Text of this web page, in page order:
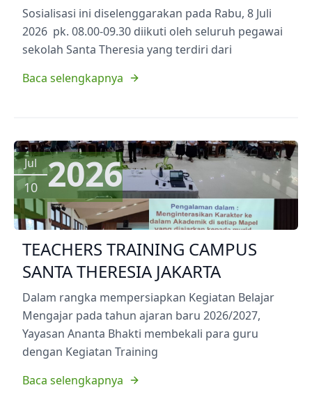
Sosialisasi ini diselenggarakan pada Rabu, 8 Juli
2026 pk. 08.00-09.30 diikuti oleh seluruh pegawai
sekolah Santa Theresia yang terdiri dari
Baca selengkapnya
Jul
10 2026
TEACHERS TRAINING CAMPUS
SANTA THERESIA JAKARTA
Dalam rangka mempersiapkan Kegiatan Belajar
Mengajar pada tahun ajaran baru 2026/2027,
Yayasan Ananta Bhakti membekali para guru
dengan Kegiatan Training
Baca selengkapnya